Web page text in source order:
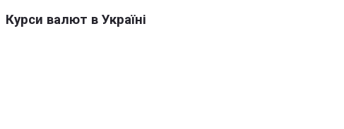
Курси валют в Україні